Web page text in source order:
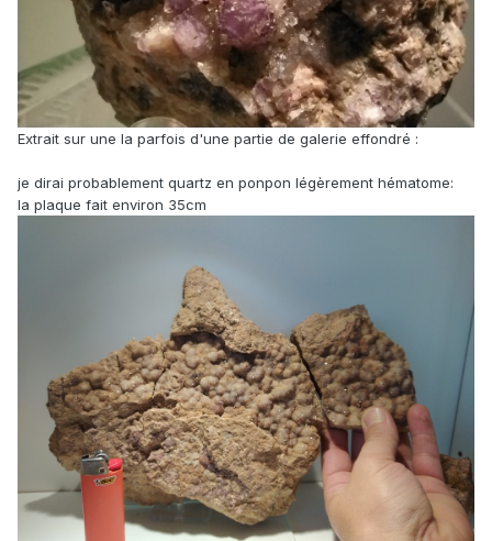
Extrait sur une la parfois d'une partie de galerie effondré :
je dirai probablement quartz en ponpon légèrement hématome:
la plaque fait environ 35cm